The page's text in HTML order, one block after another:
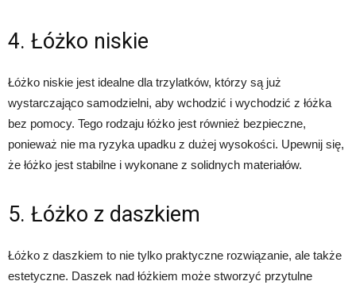
4. Łóżko niskie
Łóżko niskie jest idealne dla trzylatków, którzy są już
wystarczająco samodzielni, aby wchodzić i wychodzić z łóżka
bez pomocy. Tego rodzaju łóżko jest również bezpieczne,
ponieważ nie ma ryzyka upadku z dużej wysokości. Upewnij się,
że łóżko jest stabilne i wykonane z solidnych materiałów.
5. Łóżko z daszkiem
Łóżko z daszkiem to nie tylko praktyczne rozwiązanie, ale także
estetyczne. Daszek nad łóżkiem może stworzyć przytulne